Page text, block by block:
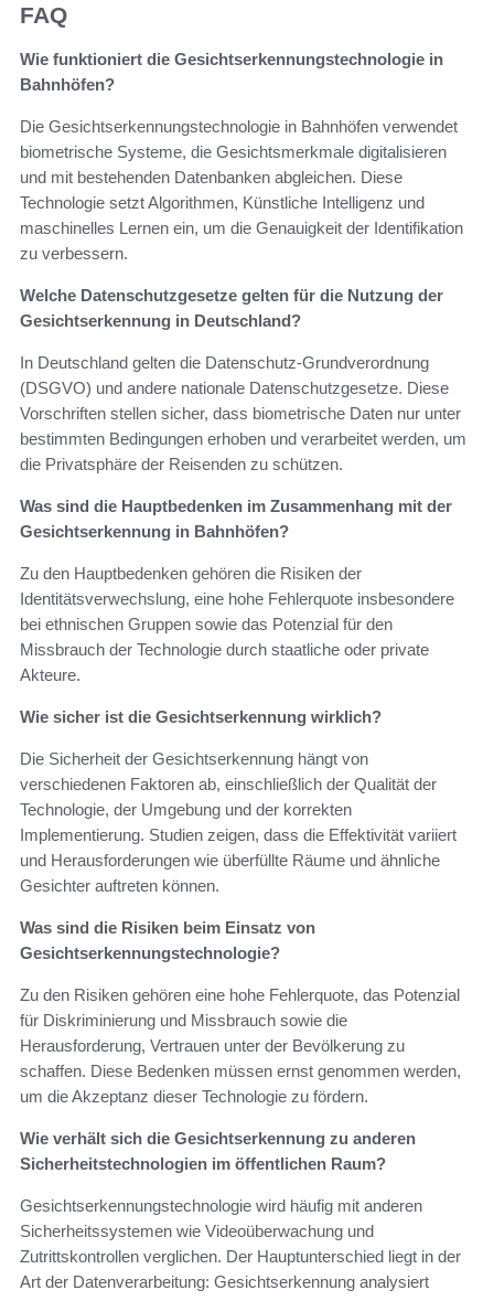
FAQ
Wie funktioniert die Gesichtserkennungstechnologie in
Bahnhöfen?
Die Gesichtserkennungstechnologie in Bahnhöfen verwendet
biometrische Systeme, die Gesichtsmerkmale digitalisieren
und mit bestehenden Datenbanken abgleichen. Diese
Technologie setzt Algorithmen, Künstliche Intelligenz und
maschinelles Lernen ein, um die Genauigkeit der Identifikation
zu verbessern.
Welche Datenschutzgesetze gelten für die Nutzung der
Gesichtserkennung in Deutschland?
In Deutschland gelten die Datenschutz-Grundverordnung
(DSGVO) und andere nationale Datenschutzgesetze. Diese
Vorschriften stellen sicher, dass biometrische Daten nur unter
bestimmten Bedingungen erhoben und verarbeitet werden, um
die Privatsphäre der Reisenden zu schützen.
Was sind die Hauptbedenken im Zusammenhang mit der
Gesichtserkennung in Bahnhöfen?
Zu den Hauptbedenken gehören die Risiken der
Identitätsverwechslung, eine hohe Fehlerquote insbesondere
bei ethnischen Gruppen sowie das Potenzial für den
Missbrauch der Technologie durch staatliche oder private
Akteure.
Wie sicher ist die Gesichtserkennung wirklich?
Die Sicherheit der Gesichtserkennung hängt von
verschiedenen Faktoren ab, einschließlich der Qualität der
Technologie, der Umgebung und der korrekten
Implementierung. Studien zeigen, dass die Effektivität variiert
und Herausforderungen wie überfüllte Räume und ähnliche
Gesichter auftreten können.
Was sind die Risiken beim Einsatz von
Gesichtserkennungstechnologie?
Zu den Risiken gehören eine hohe Fehlerquote, das Potenzial
für Diskriminierung und Missbrauch sowie die
Herausforderung, Vertrauen unter der Bevölkerung zu
schaffen. Diese Bedenken müssen ernst genommen werden,
um die Akzeptanz dieser Technologie zu fördern.
Wie verhält sich die Gesichtserkennung zu anderen
Sicherheitstechnologien im öffentlichen Raum?
Gesichtserkennungstechnologie wird häufig mit anderen
Sicherheitssystemen wie Videoüberwachung und
Zutrittskontrollen verglichen. Der Hauptunterschied liegt in der
Art der Datenverarbeitung: Gesichtserkennung analysiert